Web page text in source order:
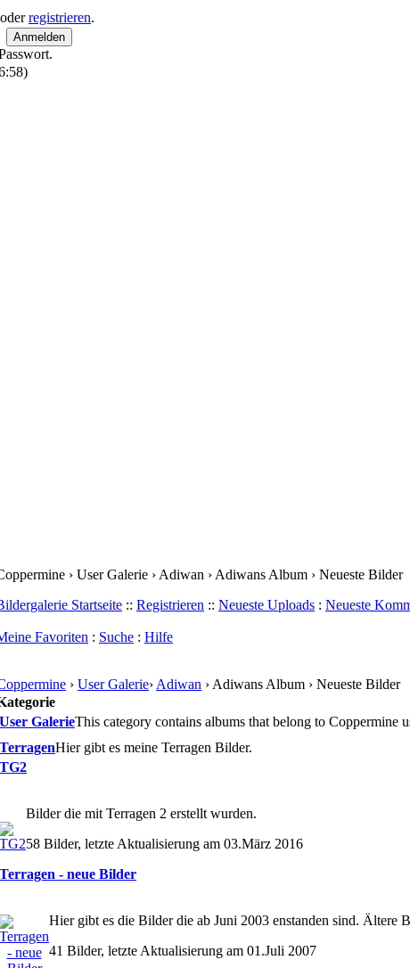
oderregistrieren.
› User Galerie › Adiwan › Adiwans Album › Neueste Bilder
Startseite :: Registrieren :: Neueste Uploads : Neueste
Favoriten : Suche : Hilfe
› User Galerie› Adiwan › Adiwans Album › Neueste Bilder
User GalerieThis category contains albums that belong to Coppermine
TerragenHier gibt es meine Terragen Bilder.
TG2
Bilder die mit Terragen 2 erstellt wurden.
58 Bilder, letzte Aktualisierung am 03.März 2016
Terragen - neue Bilder
Hier gibt es die Bilder die ab Juni 2003 enstanden sind. Ältere
41 Bilder, letzte Aktualisierung am 01.Juli 2007